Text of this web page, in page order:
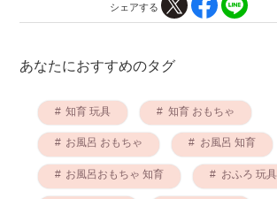
シェアする
あなたにおすすめのタグ
知育 玩具 知育 おもちゃ
お風呂 おもちゃ お風呂 知育
お風呂おもちゃ 知育 おふろ 玩具